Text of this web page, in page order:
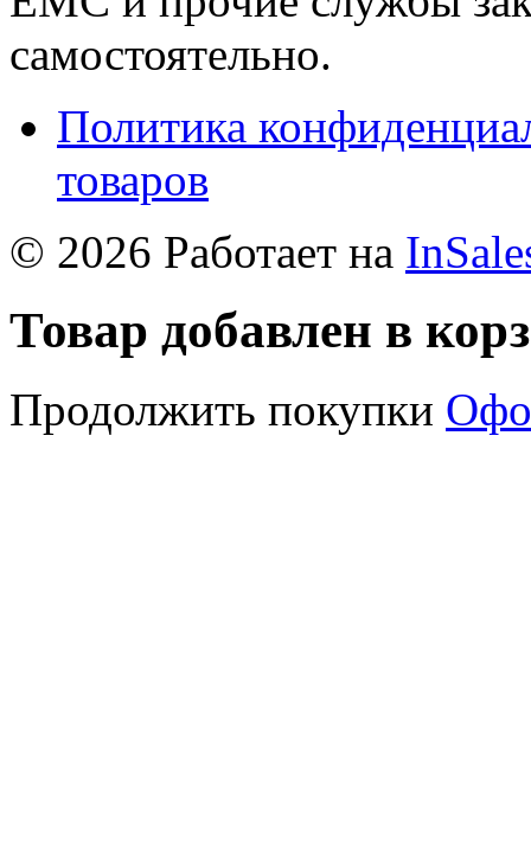
самостоятельно.
Политика
товаров
© 2026 Работает на
Товар добавлен в
Продолжить покупки